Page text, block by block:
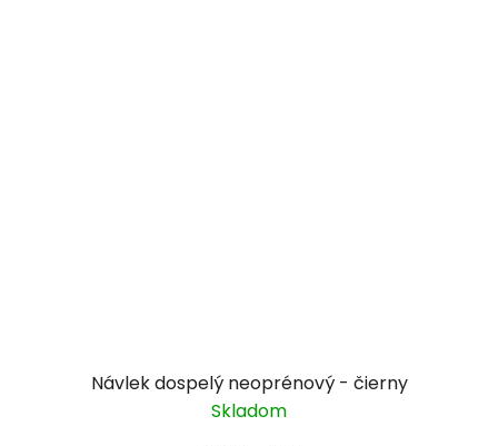
Návlek dospelý neoprénový - čierny
Skladom